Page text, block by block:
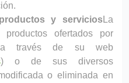
y servicios La
ofertados por
a través de su web
) o de sus diversos
o eliminada en